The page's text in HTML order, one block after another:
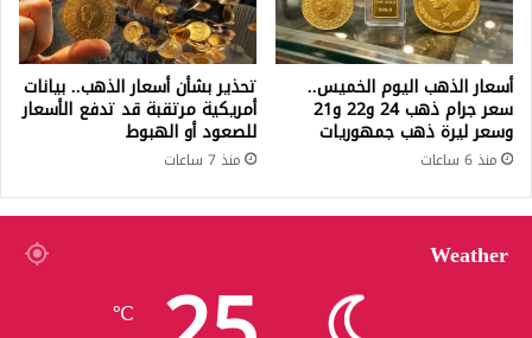
أسعار الذهب اليوم الخميس..
سعر جرام ذهب 24 و22 و21
وسعر ليرة ذهب جمهوريات
منذ 6 ساعات
تحذير بشأن أسعار الذهب.. بيانات
أمريكية مرتقبة قد تدفع الأسعار
للصعود أو الهبوط
منذ 7 ساعات
Weather
℃